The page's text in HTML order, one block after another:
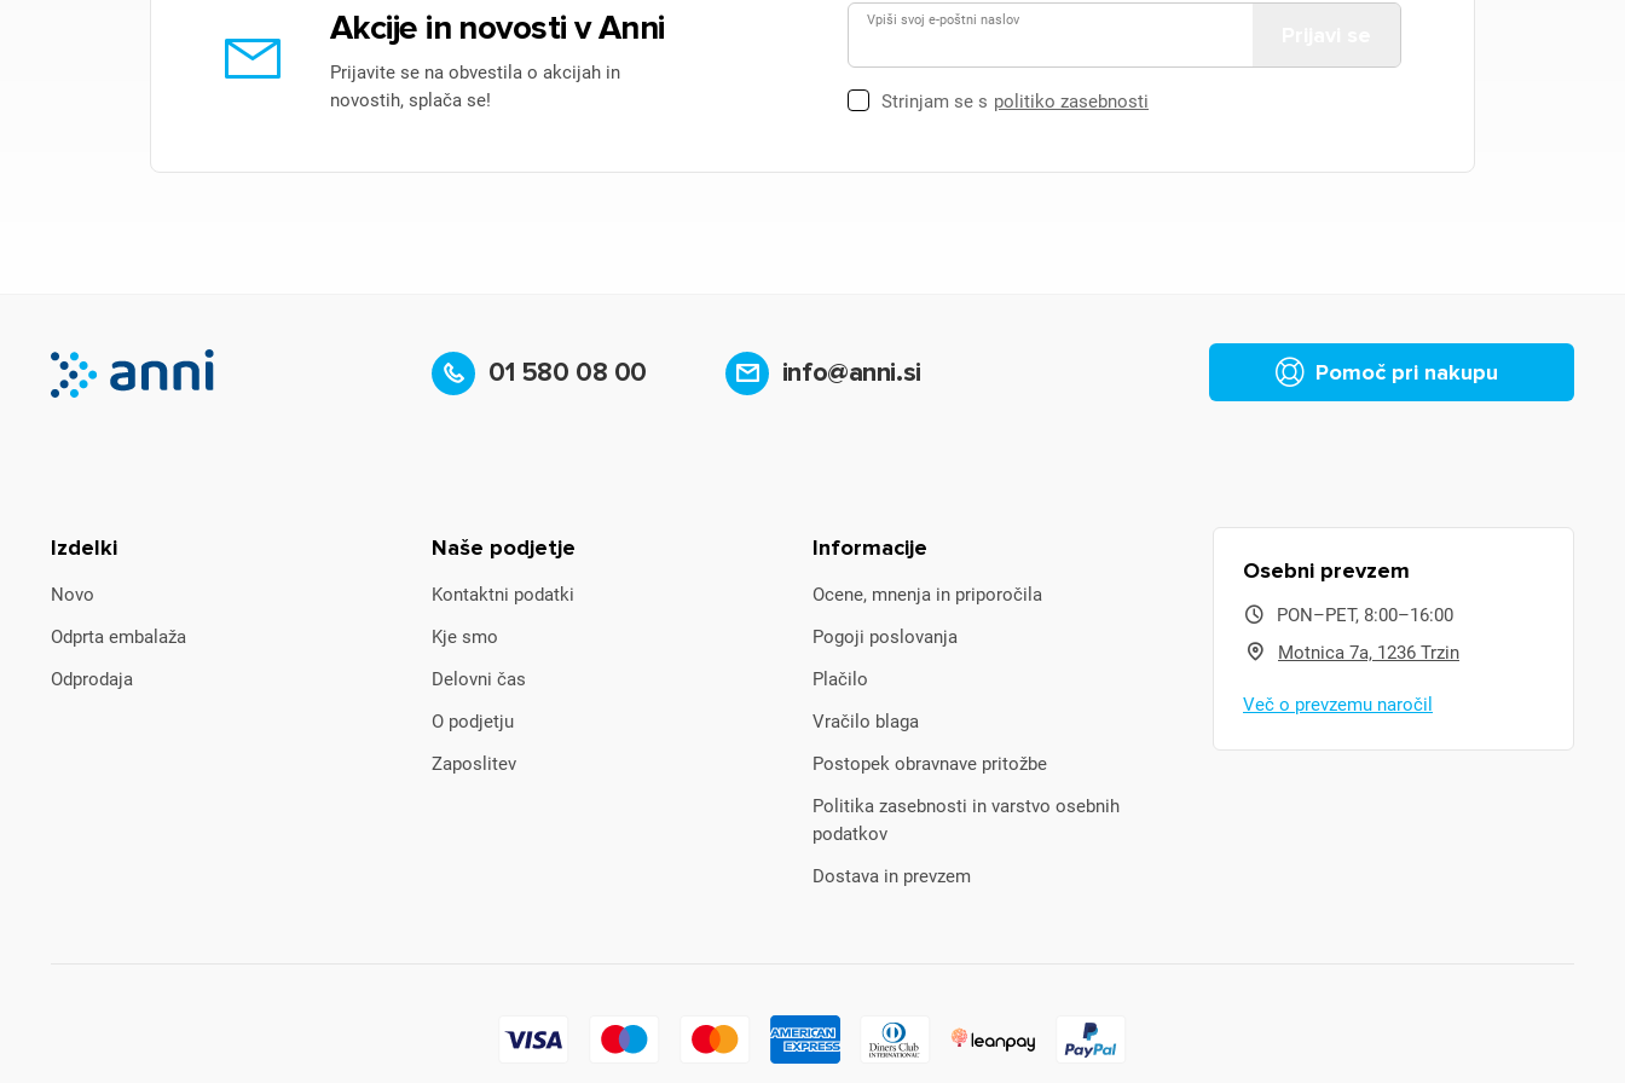
Akcije in novosti v Anni
Prijavite se na obvestila o akcijah in
novostih, splača se!
Vpiši svoj e-poštni naslov
Strinjam se s politiko zasebnosti
01 580 08 00 info@anni.si Pomoč pri nakupu
Izdelki
Novo
Odprta embalaža
Odprodaja
Naše podjetje
Kontaktni podatki
Kje smo
Delovni čas
O podjetju
Zaposlitev
Informacije
Ocene, mnenja in priporočila
Pogoji poslovanja
Plačilo
Vračilo blaga
Postopek obravnave pritožbe
Politika zasebnosti in varstvo osebnih
podatkov
Dostava in prevzem
Osebni prevzem
PON–PET, 8:00–16:00
Motnica 7a, 1236 Trzin
Več o prevzemu naročil